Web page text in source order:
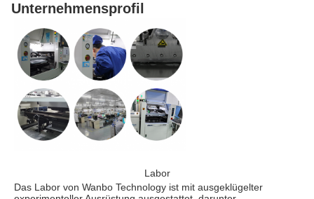
Unternehmensprofil
Labor
Das Labor von Wanbo Technology ist mit ausgeklügelter